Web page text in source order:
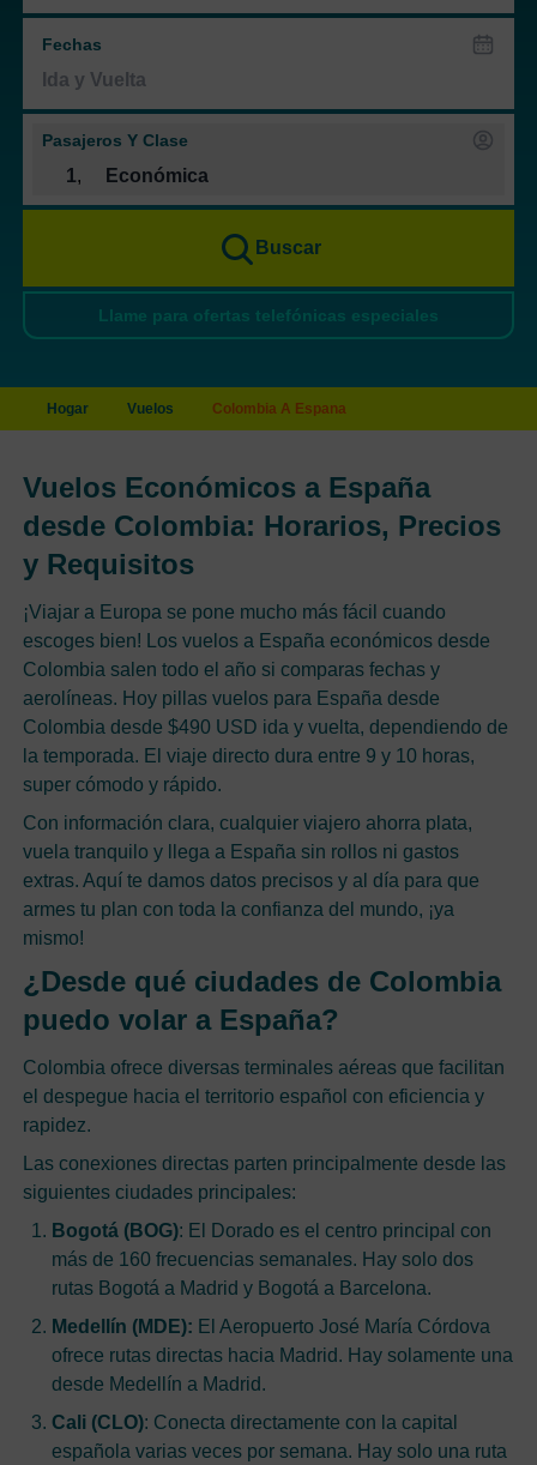
Fechas
Pasajeros Y Clase
1, Económica
Buscar
Llame para ofertas telefónicas especiales
Hogar Vuelos Colombia A Espana
Vuelos Económicos a España
desde Colombia: Horarios, Precios
y Requisitos
¡Viajar a Europa se pone mucho más fácil cuando
escoges bien! Los vuelos a España económicos desde
Colombia salen todo el año si comparas fechas y
aerolíneas. Hoy pillas vuelos para España desde
Colombia desde $490 USD ida y vuelta, dependiendo de
la temporada. El viaje directo dura entre 9 y 10 horas,
super cómodo y rápido.
Con información clara, cualquier viajero ahorra plata,
vuela tranquilo y llega a España sin rollos ni gastos
extras. Aquí te damos datos precisos y al día para que
armes tu plan con toda la confianza del mundo, ¡ya
mismo!
¿Desde qué ciudades de Colombia
puedo volar a España?
Colombia ofrece diversas terminales aéreas que facilitan
el despegue hacia el territorio español con eficiencia y
rapidez.
Las conexiones directas parten principalmente desde las
siguientes ciudades principales:
Bogotá (BOG): El Dorado es el centro principal con
más de 160 frecuencias semanales. Hay solo dos
rutas Bogotá a Madrid y Bogotá a Barcelona.
Medellín (MDE): El Aeropuerto José María Córdova
ofrece rutas directas hacia Madrid. Hay solamente una
desde Medellín a Madrid.
Cali (CLO): Conecta directamente con la capital
española varias veces por semana. Hay solo una ruta